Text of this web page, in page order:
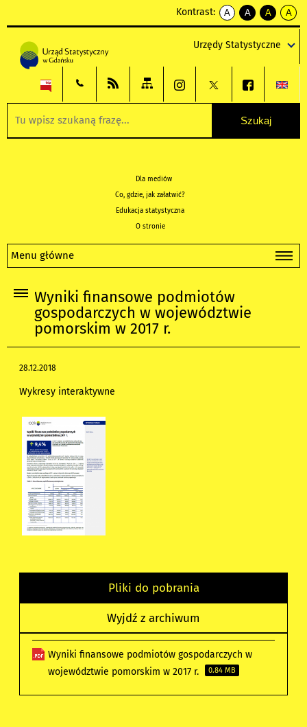
Kontrast:
A
kontrast
A
kontrast
tekst
czarnym
A
kontrast
tekst
czarnym
A
tekst
żółtym
Urzędy Statystyczne
Dla mediów
Co, gdzie, jak załatwić?
Edukacja statystyczna
O stronie
Menu główne
Wyniki finansowe podmiotów
gospodarczych w województwie
pomorskim w 2017 r.
28.12.2018
Wykresy interaktywne
Pliki do pobrania
Wyjdź z archiwum
Wyniki finansowe podmiotów gospodarczych w
województwie pomorskim w 2017 r.
0.84 MB